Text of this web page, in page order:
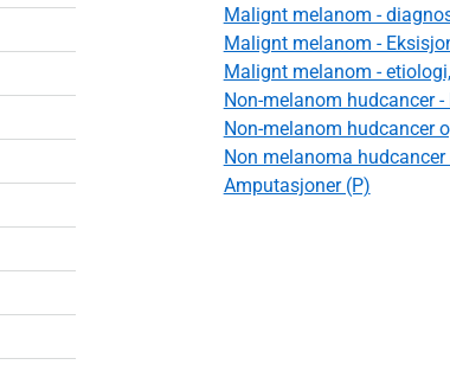
Malignt melanom -
Malignt melanom -
Malignt melanom -
Non-melanom hudcancer
Non-melanom hudcancer
Non melanoma
Amputasjoner (P)